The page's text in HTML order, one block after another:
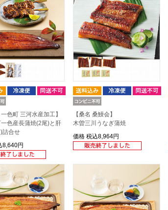
色町 三河水産加工】
色産長蒲焼(2尾)と肝
詰合せ
8,640円
【桑名 桑鰻会】
木曽三川うなぎ蒲焼
価格 税込8,964円